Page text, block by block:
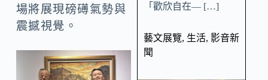
場將展現磅礡氣勢與
震撼視覺。
「歡欣自在— […]
藝文展覽, 生活, 影音新
聞